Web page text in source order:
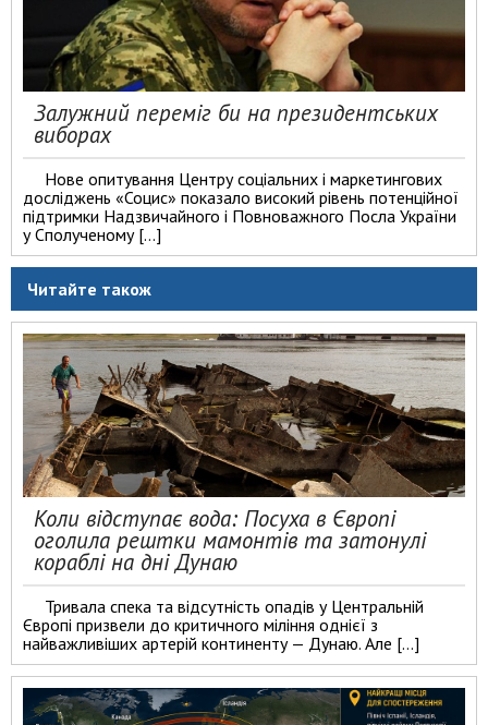
Залужний переміг би на президентських
виборах
Нове опитування Центру соціальних і маркетингових
досліджень «Социс» показало високий рівень потенційної
підтримки Надзвичайного і Повноважного Посла України
у Сполученому […]
Читайте також
Коли відступає вода: Посуха в Європі
оголила рештки мамонтів та затонулі
кораблі на дні Дунаю
Тривала спека та відсутність опадів у Центральній
Європі призвели до критичного міління однієї з
найважливіших артерій континенту — Дунаю. Але […]